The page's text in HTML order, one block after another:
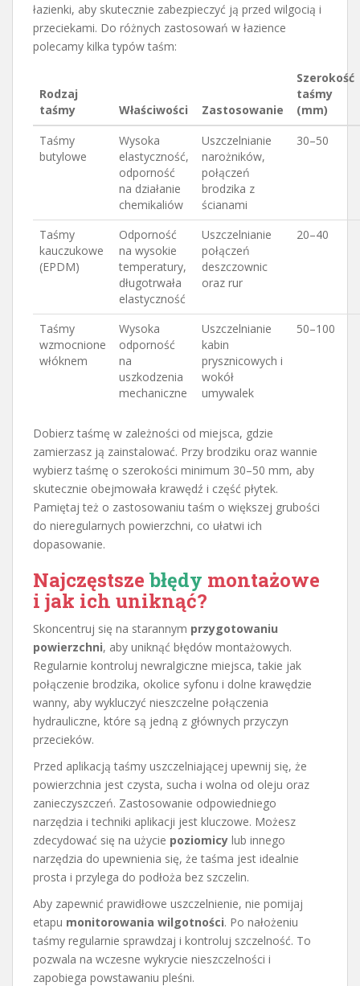
łazienki, aby skutecznie zabezpieczyć ją przed wilgocią i
przeciekami. Do różnych zastosowań w łazience
polecamy kilka typów taśm:
Rodzaj
taśmy
Właściwości Zastosowanie
Szerokość
taśmy
(mm)
Taśmy
butylowe
Wysoka
elastyczność,
odporność
na działanie
chemikaliów
Uszczelnianie
narożników,
połączeń
brodzika z
ścianami
30–50
Taśmy
kauczukowe
(EPDM)
Odporność
na wysokie
temperatury,
długotrwała
elastyczność
Uszczelnianie
połączeń
deszczownic
oraz rur
20–40
Taśmy
wzmocnione
włóknem
Wysoka
odporność
na
uszkodzenia
mechaniczne
Uszczelnianie
kabin
prysznicowych i
wokół
umywalek
50–100
Dobierz taśmę w zależności od miejsca, gdzie
zamierzasz ją zainstalować. Przy brodziku oraz wannie
wybierz taśmę o szerokości minimum 30–50 mm, aby
skutecznie obejmowała krawędź i część płytek.
Pamiętaj też o zastosowaniu taśm o większej grubości
do nieregularnych powierzchni, co ułatwi ich
dopasowanie.
Najczęstsze błędy montażowe
i jak ich uniknąć?
Skoncentruj się na starannym przygotowaniu
powierzchni, aby uniknąć błędów montażowych.
Regularnie kontroluj newralgiczne miejsca, takie jak
połączenie brodzika, okolice syfonu i dolne krawędzie
wanny, aby wykluczyć nieszczelne połączenia
hydrauliczne, które są jedną z głównych przyczyn
przecieków.
Przed aplikacją taśmy uszczelniającej upewnij się, że
powierzchnia jest czysta, sucha i wolna od oleju oraz
zanieczyszczeń. Zastosowanie odpowiedniego
narzędzia i techniki aplikacji jest kluczowe. Możesz
zdecydować się na użycie poziomicy lub innego
narzędzia do upewnienia się, że taśma jest idealnie
prosta i przylega do podłoża bez szczelin.
Aby zapewnić prawidłowe uszczelnienie, nie pomijaj
etapu monitorowania wilgotności. Po nałożeniu
taśmy regularnie sprawdzaj i kontroluj szczelność. To
pozwala na wczesne wykrycie nieszczelności i
zapobiega powstawaniu pleśni.